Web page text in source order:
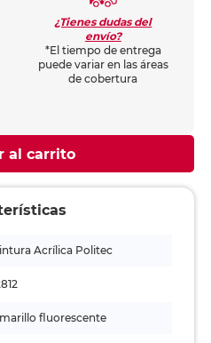
¿Tienes dudas del
envío?
*El tiempo de entrega
puede variar en las áreas
de cobertura
al carrito
Acrílica Politec
fluorescente